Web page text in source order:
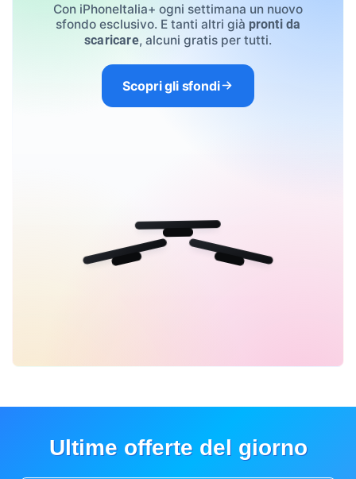
Con iPhoneItalia+ ogni settimana un nuovo
sfondo esclusivo. E tanti altri già pronti da
scaricare, alcuni gratis per tutti.
Scopri gli sfondi
Ultime offerte del giorno